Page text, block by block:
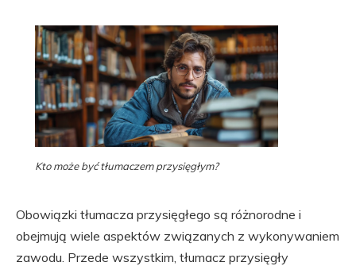
Kto może być tłumaczem przysięgłym?
Obowiązki tłumacza przysięgłego są różnorodne i
obejmują wiele aspektów związanych z wykonywaniem
zawodu. Przede wszystkim, tłumacz przysięgły